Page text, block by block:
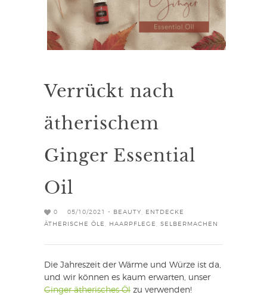
Verrückt nach
ätherischem
Ginger Essential
Oil
0 05/10/2021 - BEAUTY
ENTDECKE
ÄTHERISCHE ÖLE
HAARPFLEGE SELBERMACHEN
Die Jahreszeit der Wärme und Würze ist da,
und wir können es kaum erwarten, unser
Ginger ätherisches Öl zu verwenden!